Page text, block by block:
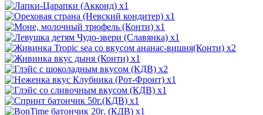
x1
x1
x1
x1
x2
x1
x2
x1
x1
x1
x1